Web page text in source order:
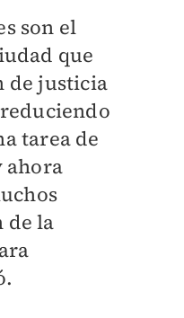
son el
que
de justicia
tarea de
ahora
de la